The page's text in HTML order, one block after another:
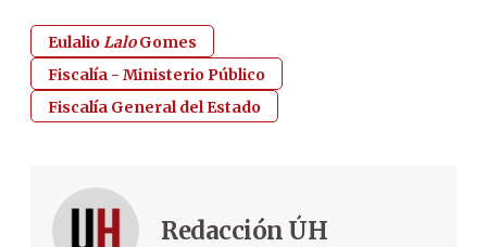
EulalioLaloGomes
Fiscalía - Ministerio Público
Fiscalía General del Estado
Redacción ÚH